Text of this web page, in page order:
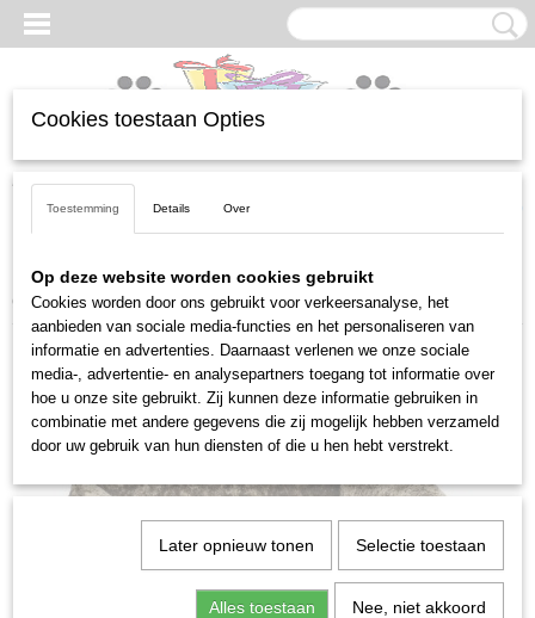
Inloggen Registreren
Home >Honden>Manden, kussens en huisjes>
groen - 50 cm
Cookies toestaan Opties
Toestemming Details Over
Op deze website worden cookies gebruikt
Cookies worden door ons gebruikt voor verkeersanalyse, het
aanbieden van sociale media-functies en het personaliseren van
informatie en advertenties. Daarnaast verlenen we onze sociale
media-, advertentie- en analysepartners toegang tot informatie over
hoe u onze site gebruikt. Zij kunnen deze informatie gebruiken in
combinatie met andere gegevens die zij mogelijk hebben verzameld
door uw gebruik van hun diensten of die u hen hebt verstrekt.
Later opnieuw tonen Selectie toestaan
Alles toestaan Nee, niet akkoord